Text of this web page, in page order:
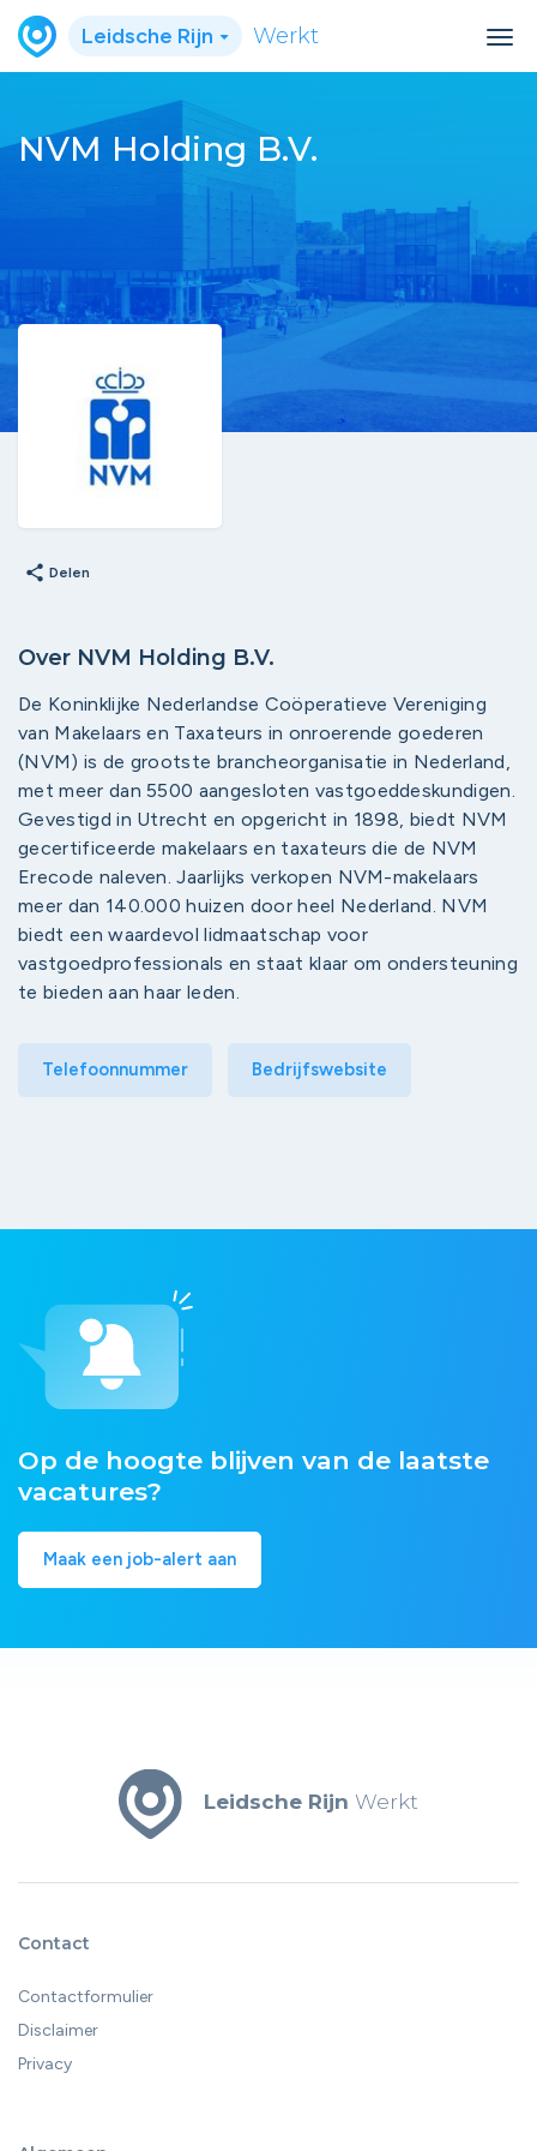
Leidsche Rijn Werkt
NVM Holding B.V.
share Delen
Over NVM Holding B.V.
De Koninklijke Nederlandse Coöperatieve Vereniging
van Makelaars en Taxateurs in onroerende goederen
(NVM) is de grootste brancheorganisatie in Nederland,
met meer dan 5500 aangesloten vastgoeddeskundigen.
Gevestigd in Utrecht en opgericht in 1898, biedt NVM
gecertificeerde makelaars en taxateurs die de NVM
Erecode naleven. Jaarlijks verkopen NVM-makelaars
meer dan 140.000 huizen door heel Nederland. NVM
biedt een waardevol lidmaatschap voor
vastgoedprofessionals en staat klaar om ondersteuning
te bieden aan haar leden.
Telefoonnummer Bedrijfswebsite
Op de hoogte blijven van de laatste
vacatures?
Maak een job-alert aan
Leidsche Rijn Werkt
Contact
Contactformulier
Disclaimer
Privacy